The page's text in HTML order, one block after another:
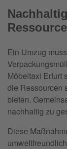
Ein Umzug
Möbeltaxi Erfurt
die Ressourcen
bieten.
nachhaltig zu
Diese